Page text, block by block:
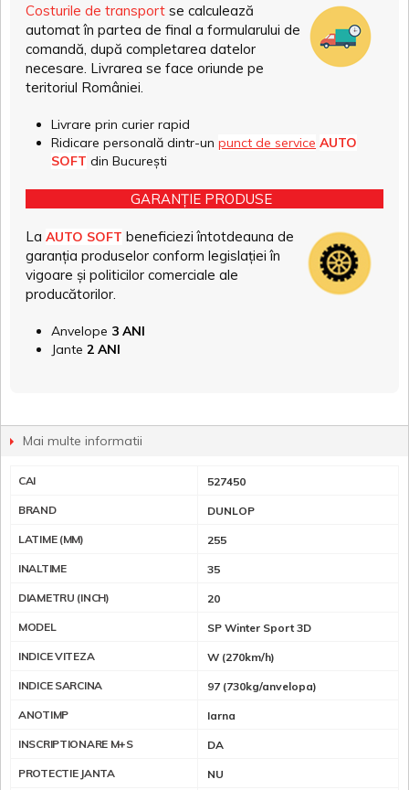
Costurile de transport se calculează
automat în partea de final a formularului de
comandă, după completarea datelor
necesare. Livrarea se face oriunde pe
teritoriul României.
Livrare prin curier rapid
Ridicare personală dintr-un punct de service AUTO
SOFT din București
GARANȚIE PRODUSE
La AUTO SOFT beneficiezi întotdeauna de
garanția produselor conform legislației în
vigoare și politicilor comerciale ale
producătorilor.
Anvelope 3 ANI
Jante 2 ANI
Mai multe informatii
CAI 527450
BRAND DUNLOP
LATIME (MM) 255
INALTIME 35
DIAMETRU (INCH) 20
MODEL SP Winter Sport 3D
INDICE VITEZA W (270km/h)
INDICE SARCINA 97 (730kg/anvelopa)
ANOTIMP Iarna
INSCRIPTIONARE M+S DA
PROTECTIE JANTA NU